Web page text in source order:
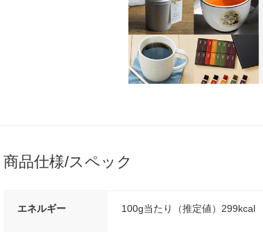
商品仕様/スペック
エネルギー 100g当たり（推定値）299kcal